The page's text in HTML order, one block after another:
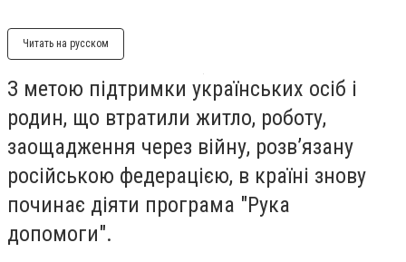
Читать на русском
З метою підтримки українських осіб і
родин, що втратили житло, роботу,
заощадження через війну, розв’язану
російською федерацією, в країні знову
починає діяти програма "Рука
допомоги".